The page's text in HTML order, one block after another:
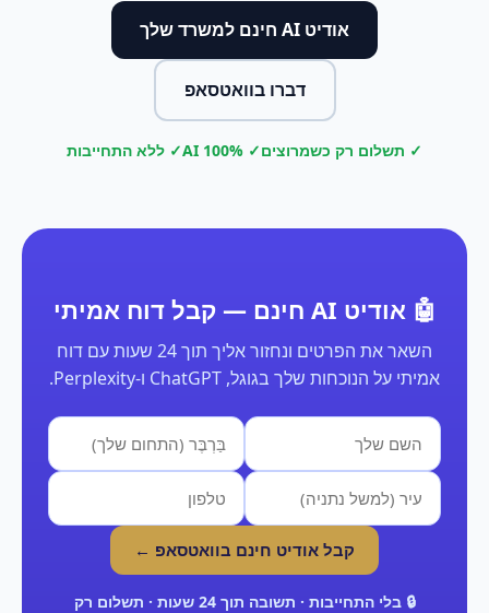
אודיט AI חינם למשרד שלך
דברו בוואטסאפ
✓ תשלום רק כשמרוצים✓ 100% AI ✓ ללא התחייבות
🤖 אודיט AI חינם — קבל דוח אמיתי
השאר את הפרטים ונחזור אליך תוך 24 שעות עם דוח
אמיתי על הנוכחות שלך בגוגל, ChatGPT ו-Perplexity.
קבל אודיט חינם בוואטסאפ ←
🔒 בלי התחייבות · תשובה תוך 24 שעות · תשלום רק